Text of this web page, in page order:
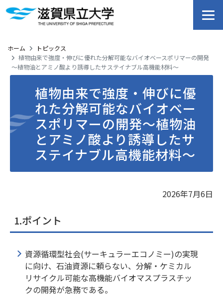
ホーム
トピックス
植物由来で強度・伸びに優れた分解可能なバイオベースポリマーの開発
～植物油とアミノ酸より誘導したサステイナブル高機能材料～
植物由来で強度・伸びに優
れた分解可能なバイオベー
スポリマーの開発～植物油
とアミノ酸より誘導したサ
ステイナブル高機能材料～
2026年7月6日
1.ポイント
資源循環型社会(サーキュラーエコノミー)の実現
に向け、石油資源に頼らない、分解・ケミカル
リサイクル可能な高機能バイオマスプラスチッ
クの開発が急務である。